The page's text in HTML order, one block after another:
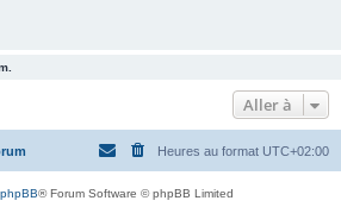
Aller à
Heures au format UTC+02:00
phpBB® Forum Software © phpBB Limited